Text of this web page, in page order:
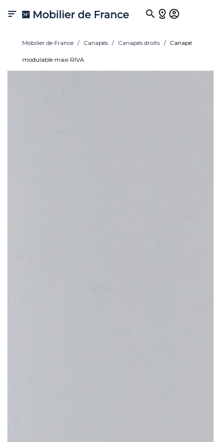

Mobilier de France Canapés Canapés droits Canapé
modulable maxi RIVA